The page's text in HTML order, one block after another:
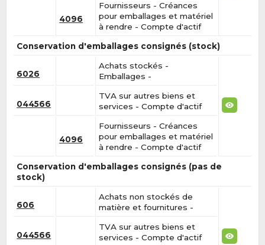
4096
Fournisseurs - Créances
pour emballages et matériel
à rendre - Compte d'actif
Conservation d'emballages consignés (stock)
6026
Achats stockés -
Emballages -
044566
TVA sur autres biens et
services - Compte d'actif
4096
Fournisseurs - Créances
pour emballages et matériel
à rendre - Compte d'actif
Conservation d'emballages consignés (pas de
stock)
606
Achats non stockés de
matière et fournitures -
044566
TVA sur autres biens et
services - Compte d'actif